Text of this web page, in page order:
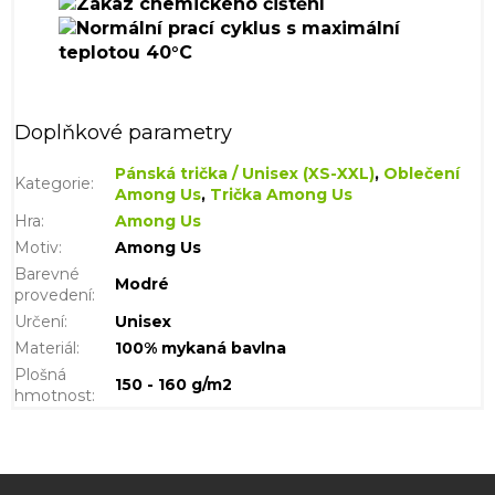
Doplňkové parametry
Kategorie: Pánská trička / Unisex (XS-XXL), Oblečení
Among Us, Trička Among Us
Hra:
Among Us
Motiv:
Among Us
Barevné
provedení:
Modré
Určení:
Unisex
Materiál :
100% mykaná bavlna
Plošná
hmotnost:
150 - 160 g/m2